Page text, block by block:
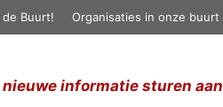
Buurt! Organisaties in onze buurt
nieuwe informatie sturen aan